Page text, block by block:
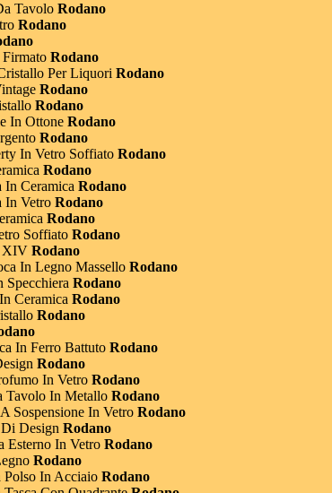
Tavolo Rodano
Rodano
Rodano
Per Liquori Rodano
Rodano
Rodano
In Ottone Rodano
Rodano
In Vetro Soffiato Rodano
Rodano
In Ceramica Rodano
In Vetro Rodano
Rodano
Soffiato Rodano
XIV Rodano
In Legno Massello Rodano
Specchiera Rodano
Ceramica Rodano
Rodano
In Ferro Battuto Rodano
Rodano
In Vetro Rodano
Tavolo In Metallo Rodano
Sospensione In Vetro Rodano
Design Rodano
Esterno In Vetro Rodano
Rodano
In Acciaio Rodano